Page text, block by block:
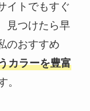
イトでもすぐ
見つけたら早
のおすすめ
カラーを豊富
。